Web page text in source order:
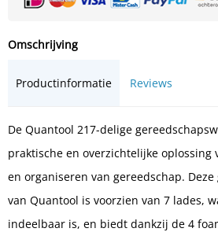
Omschrijving
Productinformatie Reviews
De Quantool 217-delige
praktische en overzichtelijke oplossing
en organiseren van gereedschap.
van Quantool is voorzien van 7 lades,
indeelbaar is, en biedt dankzij de 4